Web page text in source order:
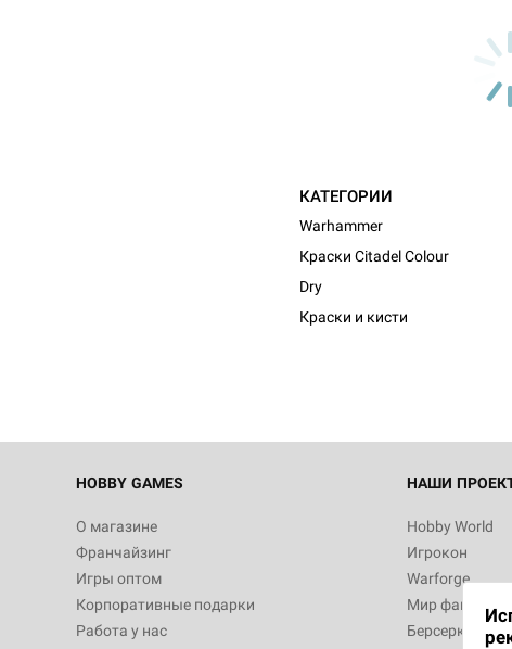
КАТЕГОРИИ
Warhammer
Краски Citadel Colour
Dry
Краски и кисти
HOBBY GAMES
О магазине
Франчайзинг
Игры оптом
Корпоративные подарки
Работа у нас
НАШИ
Hobby World
Игрокон
Warforge
Мир
Берсерк